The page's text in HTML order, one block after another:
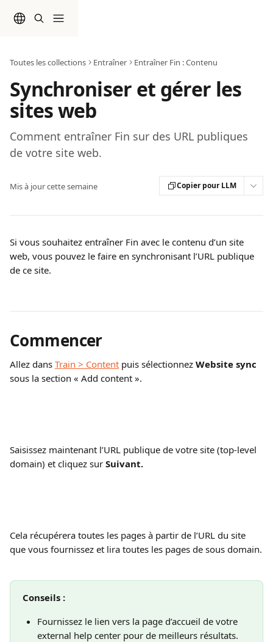
Toutes les collections Entraîner Entraîner Fin : Contenu
Synchroniser et gérer les
sites web
Comment entraîner Fin sur des URL publiques
de votre site web.
Mis à jour cette semaine Copier pour LLM
Si vous souhaitez entraîner Fin avec le contenu d’un site
web, vous pouvez le faire en synchronisant l’URL publique
de ce site.
Commencer
Allez dans Train > Content puis sélectionnez Website sync
sous la section « Add content ».
Saisissez maintenant l’URL publique de votre site (top-level
domain) et cliquez sur Suivant.
Cela récupérera toutes les pages à partir de l’URL du site
que vous fournissez et lira toutes les pages de sous domain.
Conseils :
Fournissez le lien vers la page d’accueil de votre
external help center pour de meilleurs résultats.